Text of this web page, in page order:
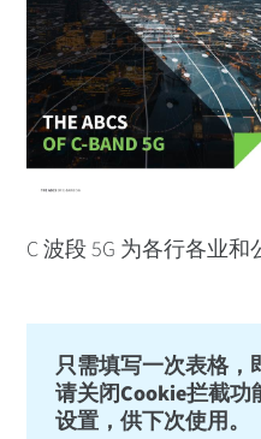
C 波段 5G 为各行各业和
只需填写一次表格，
请关闭Cookie拦截
设置，供下次使用。